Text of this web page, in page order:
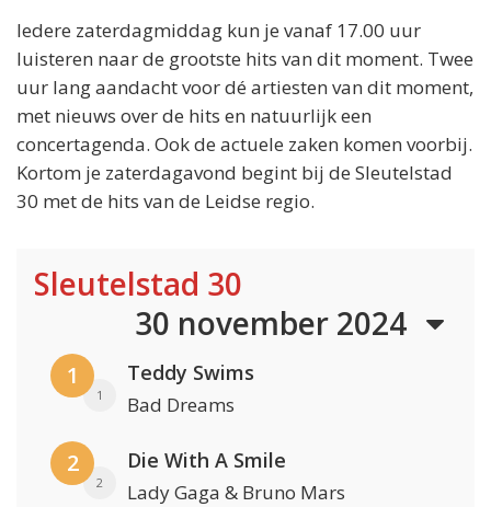
Iedere zaterdagmiddag kun je vanaf 17.00 uur
luisteren naar de grootste hits van dit moment. Twee
uur lang aandacht voor dé artiesten van dit moment,
met nieuws over de hits en natuurlijk een
concertagenda. Ook de actuele zaken komen voorbij.
Kortom je zaterdagavond begint bij de Sleutelstad
30 met de hits van de Leidse regio.
Sleutelstad 30
30 november 2024
1
1
Teddy Swims
Bad Dreams
2
2
Die With A Smile
Lady Gaga & Bruno Mars